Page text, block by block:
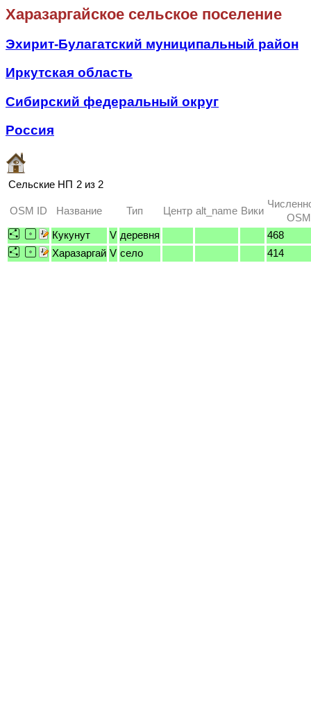
Харазаргайское сельское поселение
Эхирит-Булагатский муниципальный район
Иркутская область
Сибирский федеральный округ
Россия
Сельские НП 2 из 2
OSM ID Название Тип Центр alt_name Вики
Кукунут
V деревня
468
Харазаргай V село 414